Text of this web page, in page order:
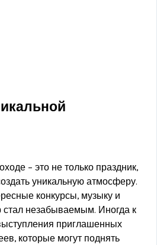
– это не только праздник,
уникальную атмосферу.
конкурсы, музыку и
стал незабываемым. Иногда к
приглашенных
которые могут поднять